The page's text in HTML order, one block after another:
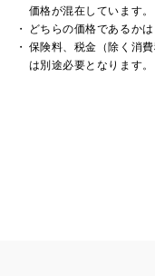
価格が混在しています。
どちらの価格であるか
保険料、税金（除く消
は別途必要となります。